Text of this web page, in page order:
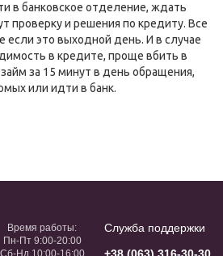
в банковское отделение, ждать
проверку и решения по кредиту. Все
если это выходной день. И в случае
в кредите, проще вбить в
за 15 минут в день обращения,
или идти в банк.
Служба поддержки
Время работы:
Пн-Пт 9:00-20:00